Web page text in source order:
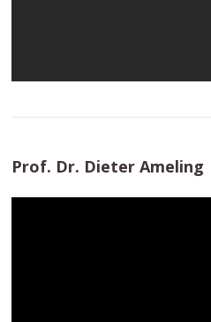
Prof. Dr. Dieter Ameling